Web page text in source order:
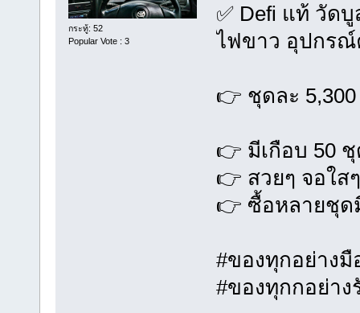
กระทู้: 52
Popular Vote : 3
✅ Defi แท้ วัด
ไฟขาว อุปกรณ์
👉 ชุดละ
👉 มีเกือบ 50
👉 สวยๆ จอใสๆ
👉 ซื้อหลายชุ
#ของทุกอย่าง
#ของทุกกอย่าง